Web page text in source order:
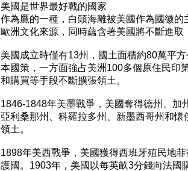
美國是世界最好戰的國家
作為鷹的一種，白頭海雕被美國作為國徽
歐洲文化來源，同時蘊含著美國將不斷進取
美國成立時僅有13州，國土面積約80萬平
本國策，一方面強占美洲100多個原住民印
和購買等手段不斷擴張領土。
1846-1848年美墨戰爭，美國奪得德州、加
亞利桑那州、科羅拉多州、新墨西哥州和
領土。
1898年美西戰爭，美國獲得西班牙殖民地
護國。1903年，美國以每英畝3分錢向法國